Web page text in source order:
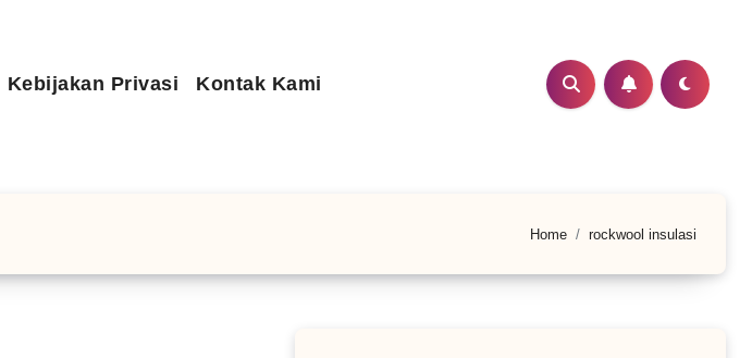
Kebijakan Privasi Kontak Kami
Home rockwool insulasi